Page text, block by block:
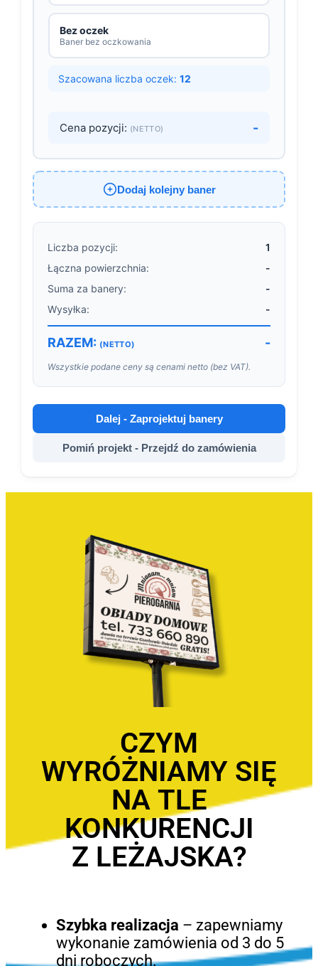
Bez oczek
Baner bez oczkowania
Szacowana liczba oczek: 12
Cena pozycji: (NETTO) -
Dodaj kolejny baner
Liczba pozycji:
1
Łączna powierzchnia:
-
Suma za banery:
-
Wysyłka:
-
RAZEM: (NETTO) -
Wszystkie podane ceny są cenami netto (bez VAT).
Dalej - Zaprojektuj banery
Pomiń projekt - Przejdź do zamówienia
CZYM
WYRÓŻNIAMY SIĘ
NA TLE
KONKURENCJI
Z LEŻAJSKA?
Szybka realizacja – zapewniamy
wykonanie zamówienia od 3 do 5
dni roboczych.